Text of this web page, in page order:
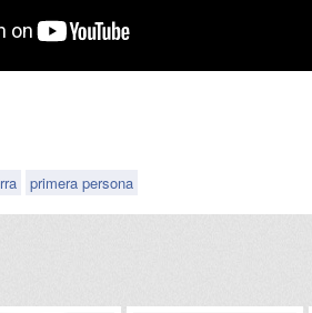
primera persona